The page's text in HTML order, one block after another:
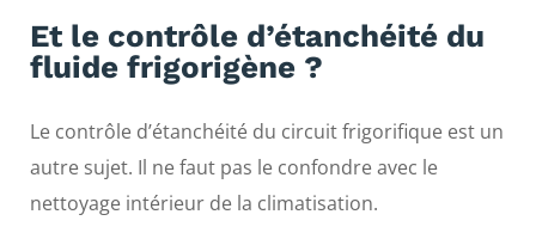
Et le contrôle d’étanchéité du
fluide frigorigène ?
Le contrôle d’étanchéité du circuit frigorifique est un
autre sujet. Il ne faut pas le confondre avec le
nettoyage intérieur de la climatisation.